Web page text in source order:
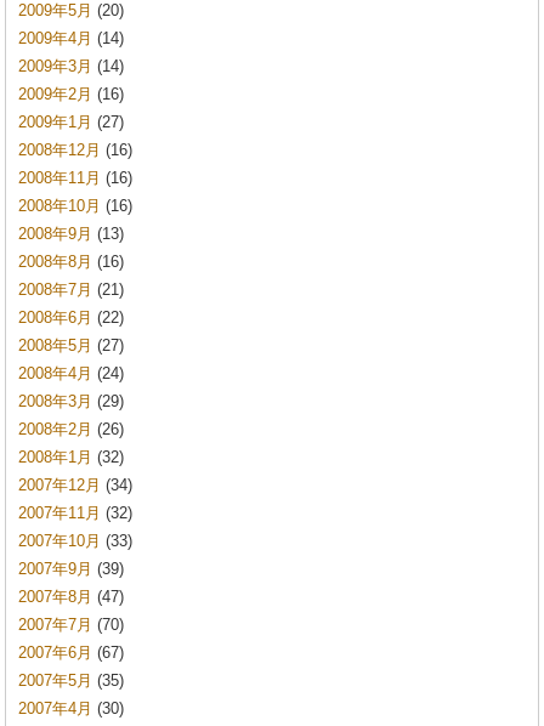
2009年5月 (20)
2009年4月 (14)
2009年3月 (14)
2009年2月 (16)
2009年1月 (27)
2008年12月 (16)
2008年11月 (16)
2008年10月 (16)
2008年9月 (13)
2008年8月 (16)
2008年7月 (21)
2008年6月 (22)
2008年5月 (27)
2008年4月 (24)
2008年3月 (29)
2008年2月 (26)
2008年1月 (32)
2007年12月 (34)
2007年11月 (32)
2007年10月 (33)
2007年9月 (39)
2007年8月 (47)
2007年7月 (70)
2007年6月 (67)
2007年5月 (35)
2007年4月 (30)